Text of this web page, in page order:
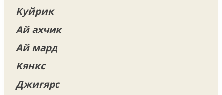
Куйрик
Ай ахчик
Ай мард
Кянкс
Джигярс